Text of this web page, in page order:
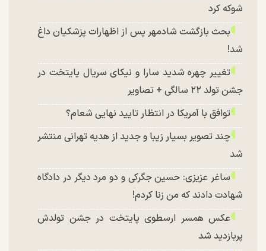
شوکه کرد
بحث بازگشت شادمهر پس از اظهارات پزشکیان داغ
شد!
تغییر چهره شدید سارا و نیکای سریال پایتخت در
جشن تولد ۲۲ سالگی + تصاویر
توافق با آمریکا در انتظار تایید نهایی شعام؟
چند تصویر بسیار زیبا و جدید از هدیه تهرانی منتشر
شد
ساغر عزیزی: حسین جگرکی و دو مرد دیگر در دادگاه
شهادت دادند که من زنا کردم!
عکس همسر ارسطوی پایتخت در جشن تولدش
پربازدید شد